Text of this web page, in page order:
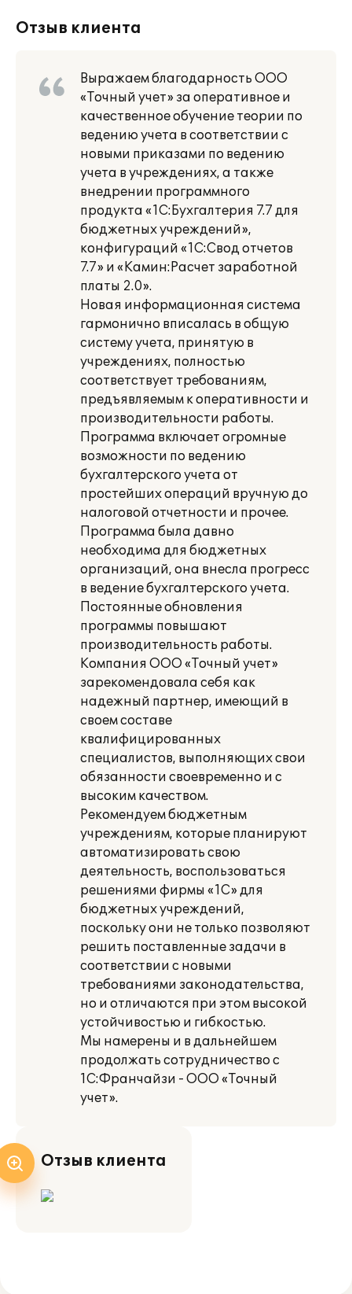
Отзыв клиента
Выражаем благодарность ООО
«Точный учет» за оперативное и
качественное обучение теории по
ведению учета в соответствии с
новыми приказами по ведению
учета в учреждениях, а также
внедрении программного
продукта «1С:Бухгалтерия 7.7 для
бюджетных учреждений»,
конфигураций «1С:Свод отчетов
7.7» и «Камин:Расчет заработной
платы 2.0».
Новая информационная система
гармонично вписалась в общую
систему учета, принятую в
учреждениях, полностью
соответствует требованиям,
предъявляемым к оперативности и
производительности работы.
Программа включает огромные
возможности по ведению
бухгалтерского учета от
простейших операций вручную до
налоговой отчетности и прочее.
Программа была давно
необходима для бюджетных
организаций, она внесла прогресс
в ведение бухгалтерского учета.
Постоянные обновления
программы повышают
производительность работы.
Компания ООО «Точный учет»
зарекомендовала себя как
надежный партнер, имеющий в
своем составе
квалифицированных
специалистов, выполняющих свои
обязанности своевременно и с
высоким качеством.
Рекомендуем бюджетным
учреждениям, которые планируют
автоматизировать свою
деятельность, воспользоваться
решениями фирмы «1С» для
бюджетных учреждений,
поскольку они не только позволяют
решить поставленные задачи в
соответствии с новыми
требованиями законодательства,
но и отличаются при этом высокой
устойчивостью и гибкостью.
Мы намерены и в дальнейшем
продолжать сотрудничество с
1С:Франчайзи - ООО «Точный
учет».
Отзыв клиента